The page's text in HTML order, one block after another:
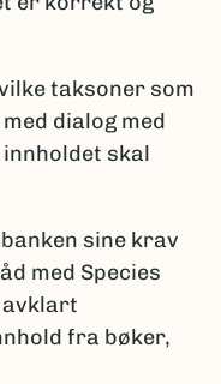
antatt forsvunnet
i Norge
per takson skal
Et kommentarfelt
forklaringer.
taksoner som
dialog med
skal
sine krav
med Species
avklart
fra bøker,